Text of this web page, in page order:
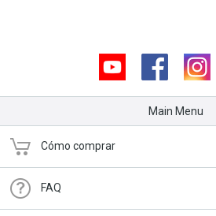
Youtube Facebook
Main Menu
Cómo comprar
FAQ